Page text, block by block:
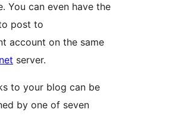
You can even have the
post to
account on the same
server.
to your blog can be
by one of seven